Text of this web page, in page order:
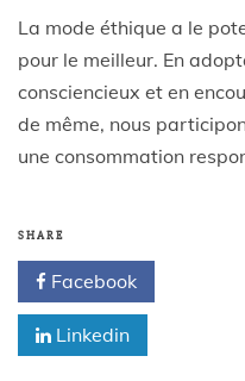
La mode éthique a le
pour le meilleur. En
consciencieux et en
de même, nous
une consommation
SHARE
Facebook
Linkedin